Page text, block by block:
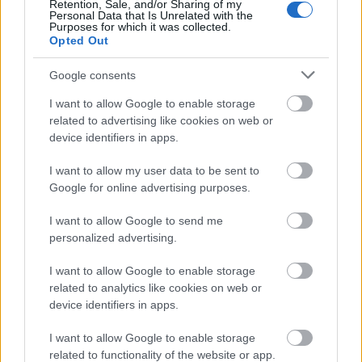
Retention, Sale, and/or Sharing of my
Personal Data that Is Unrelated with the
Purposes for which it was collected.
Opted Out
Google consents
I want to allow Google to enable storage
related to advertising like cookies on web or
device identifiers in apps.
I want to allow my user data to be sent to
Google for online advertising purposes.
I want to allow Google to send me
personalized advertising.
I want to allow Google to enable storage
related to analytics like cookies on web or
device identifiers in apps.
I want to allow Google to enable storage
related to functionality of the website or app.
Crescendo
14 éve
@waszabi: miert, a bankok panaszkodtak, amikor
dolt a le nekik a devizahitelezesbol? Epp ugy, mint az
un. vezereink es bolcseink a kormanyokban.
Persze a valsagot sem a politika, sem a bankszfera
nem sinyli meg.
Ha gond van az adofizeton mindig lehet huzni egy
tovabbit. :(
abaka
@cso zsi: Ne haragudj, de ebbol a "piocakent szivjak
az emberek veret" stilusu epito vitakbol nekem eleg
napi egy. Te nem ervelni vagy beszelgetni szeretnel,
hanem visszahallani a sajat velemenyedet valaki
mastol, ezzel is megerositve, hogy igazad van. Hiszen